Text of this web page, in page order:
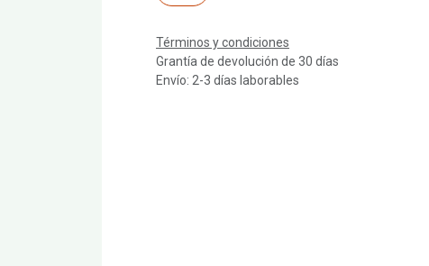
Términos y condiciones
Grantía de devolución de 30 días
Envío: 2-3 días laborables